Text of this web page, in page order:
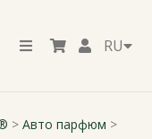
RU
>Авто парфюм >